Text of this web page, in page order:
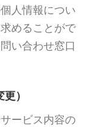
人情報につい
めることがで
い合わせ窓口
）
ービス内容の